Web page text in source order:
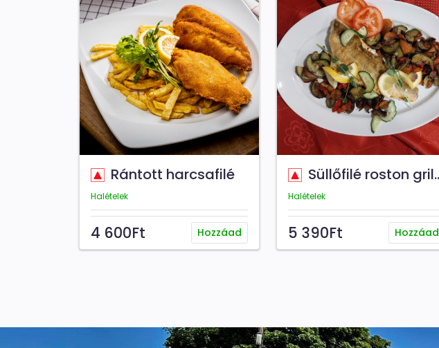
Rántott harcsafilé
Halételek
4 600Ft Hozzáad
Süllőfilé roston grill zöldségekkel
Halételek
5 390Ft Hozzáad